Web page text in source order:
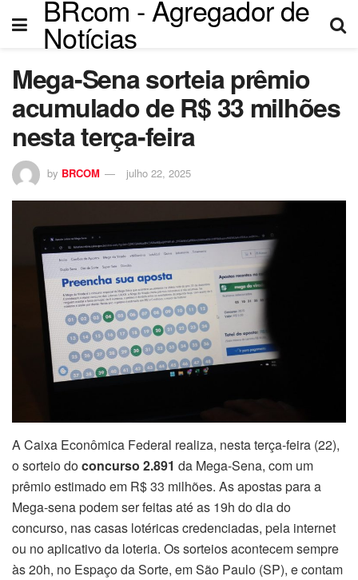
BRcom - Agregador de
Notícias
Mega-Sena sorteia prêmio
acumulado de R$ 33 milhões
nesta terça-feira
by BRCOM julho 22, 2025
A Caixa Econômica Federal realiza, nesta terça-feira (22),
o sorteio doconcurso 2.891 da Mega-Sena, com um
prêmio estimado em R$ 33 milhões. As apostas para a
Mega-sena podem ser feitas até as 19h do dia do
concurso, nas casas lotéricas credenciadas, pela internet
ou no aplicativo da loteria. Os sorteios acontecem sempre
às 20h, no Espaço da Sorte, em São Paulo (SP), e contam